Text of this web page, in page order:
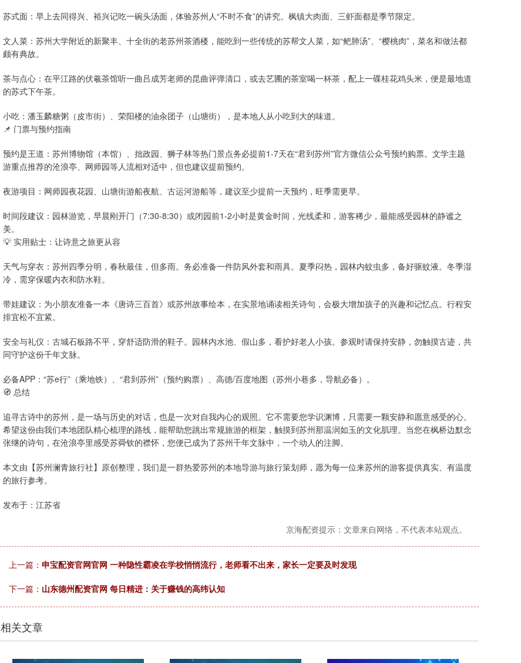
苏式面：早上去同得兴、裕兴记吃一碗头汤面，体验苏州人“不时不食”的讲究。枫镇大肉面、三虾面都是季节限定。
文人菜：苏州大学附近的新聚丰、十全街的老苏州茶酒楼，能吃到一些传统的苏帮文人菜，如“鲃肺汤”、“樱桃肉”，菜名和做法都
颇有典故。
茶与点心：在平江路的伏羲茶馆听一曲吕成芳老师的昆曲评弹清口，或去艺圃的茶室喝一杯茶，配上一碟桂花鸡头米，便是最地道
的苏式下午茶。
小吃：潘玉麟糖粥（皮市街）、荣阳楼的油汆团子（山塘街），是本地人从小吃到大的味道。
📌 门票与预约指南
预约是王道：苏州博物馆（本馆）、拙政园、狮子林等热门景点务必提前1-7天在“君到苏州”官方微信公众号预约购票。文学主题
游重点推荐的沧浪亭、网师园等人流相对适中，但也建议提前预约。
夜游项目：网师园夜花园、山塘街游船夜航、古运河游船等，建议至少提前一天预约，旺季需更早。
时间段建议：园林游览，早晨刚开门（7:30-8:30）或闭园前1-2小时是黄金时间，光线柔和，游客稀少，最能感受园林的静谧之
美。
💡 实用贴士：让诗意之旅更从容
天气与穿衣：苏州四季分明，春秋最佳，但多雨。务必准备一件防风外套和雨具。夏季闷热，园林内蚊虫多，备好驱蚊液。冬季湿
冷，需穿保暖内衣和防水鞋。
带娃建议：为小朋友准备一本《唐诗三百首》或苏州故事绘本，在实景地诵读相关诗句，会极大增加孩子的兴趣和记忆点。行程安
排宜松不宜紧。
安全与礼仪：古城石板路不平，穿舒适防滑的鞋子。园林内水池、假山多，看护好老人小孩。参观时请保持安静，勿触摸古迹，共
同守护这份千年文脉。
必备APP：“苏e行”（乘地铁）、“君到苏州”（预约购票）、高德/百度地图（苏州小巷多，导航必备）。
🧭 总结
追寻古诗中的苏州，是一场与历史的对话，也是一次对自我内心的观照。它不需要您学识渊博，只需要一颗安静和愿意感受的心。
希望这份由我们本地团队精心梳理的路线，能帮助您跳出常规旅游的框架，触摸到苏州那温润如玉的文化肌理。当您在枫桥边默念
张继的诗句，在沧浪亭里感受苏舜钦的襟怀，您便已成为了苏州千年文脉中，一个动人的注脚。
本文由【苏州澜青旅行社】原创整理，我们是一群热爱苏州的本地导游与旅行策划师，愿为每一位来苏州的游客提供真实、有温度
的旅行参考。
发布于：江苏省
京海配资提示：文章来自网络，不代表本站观点。
上一篇： 申宝配资官网官网 一种隐性霸凌在学校悄悄流行，老师看不出来，家长一定要及时发现
下一篇： 山东德州配资官网 每日精进：关于赚钱的高纬认知
相关文章